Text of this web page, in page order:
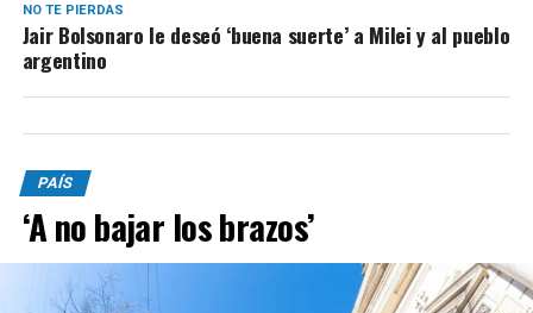
NO TE PIERDAS
Jair Bolsonaro le deseó ‘buena suerte’ a Milei y al pueblo
argentino
PAÍS
‘A no bajar los brazos’